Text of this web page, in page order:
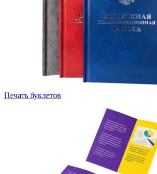
Печать буклетов